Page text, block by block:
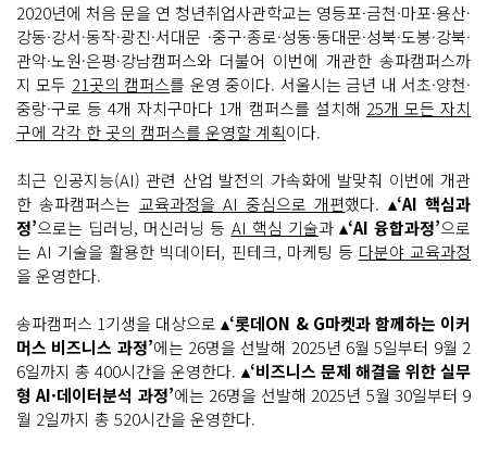
2020년에 처음 문을 연 청년취업사관학교는 영등포·금천·마포·용산·
강동·강서·동작·광진·서대문 ·중구·종로·성동·동대문·성북·도봉·강북·
관악·노원·은평·강남캠퍼스와 더불어 이번에 개관한 송파캠퍼스까
지 모두 21곳의 캠퍼스를 운영 중이다. 서울시는 금년 내 서초·양천·
중랑·구로 등 4개 자치구마다 1개 캠퍼스를 설치해 25개 모든 자치
구에 각각 한 곳의 캠퍼스를 운영할 계획이다.
최근 인공지능(AI) 관련 산업 발전의 가속화에 발맞춰 이번에 개관
한 송파캠퍼스는 교육과정을 AI 중심으로 개편했다. ▴‘AI 핵심과
정’으로는 딥러닝, 머신러닝 등 AI 핵심 기술과 ▴‘AI 융합과정’으로
는 AI 기술을 활용한 빅데이터, 핀테크, 마케팅 등 다분야 교육과정
을 운영한다.
송파캠퍼스 1기생을 대상으로▴‘롯데ON & G마켓과 함께하는 이커
머스 비즈니스 과정’에는 26명을 선발해 2025년 6월 5일부터 9월 2
6일까지 총 400시간을 운영한다. ▴‘비즈니스 문제 해결을 위한 실무
형 AI·데이터분석 과정’에는 26명을 선발해 2025년 5월 30일부터 9
월 2일까지 총 520시간을 운영한다.